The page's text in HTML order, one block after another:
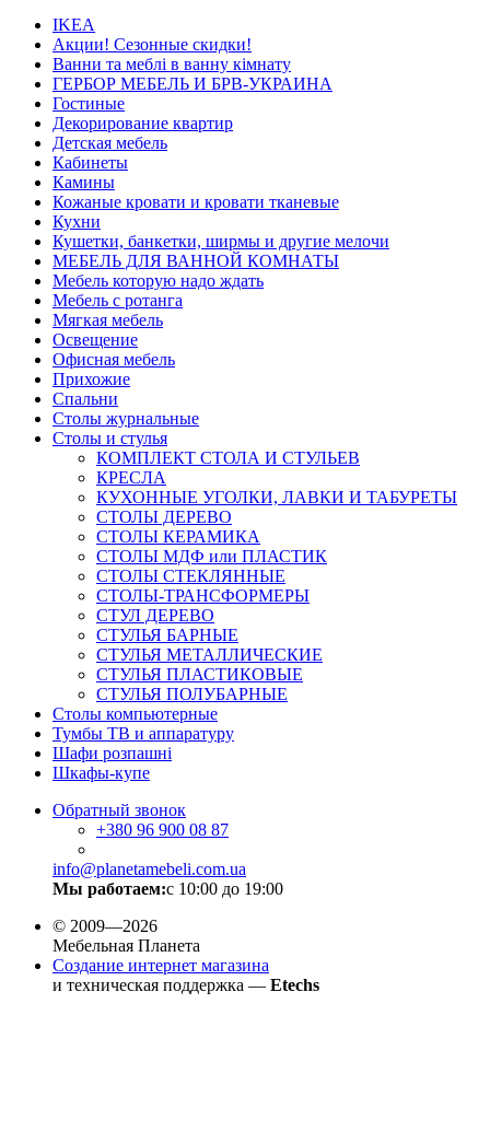
IKEA
Акции! Сезонные скидки!
Ванни та меблі в ванну кімнату
ГЕРБОР МЕБЕЛЬ И БРВ-УКРАИНА
Гостиные
Декорирование квартир
Детская мебель
Кабинеты
Камины
Кожаные кровати и кровати тканевые
Кухни
Кушетки, банкетки, ширмы и другие мелочи
МЕБЕЛЬ ДЛЯ ВАННОЙ КОМНАТЫ
Мебель которую надо ждать
Мебель с ротанга
Мягкая мебель
Освещение
Офисная мебель
Прихожие
Спальни
Столы журнальные
Столы и стулья
КОМПЛЕКТ СТОЛА И СТУЛЬЕВ
КРЕСЛА
КУХОННЫЕ УГОЛКИ, ЛАВКИ И ТАБУРЕТЫ
СТОЛЫ ДЕРЕВО
СТОЛЫ КЕРАМИКА
СТОЛЫ МДФ или ПЛАСТИК
СТОЛЫ СТЕКЛЯННЫЕ
СТОЛЫ-ТРАНСФОРМЕРЫ
СТУЛ ДЕРЕВО
СТУЛЬЯ БАРНЫЕ
СТУЛЬЯ МЕТАЛЛИЧЕСКИЕ
СТУЛЬЯ ПЛАСТИКОВЫЕ
СТУЛЬЯ ПОЛУБАРНЫЕ
Столы компьютерные
Тумбы ТВ и аппаратуру
Шафи розпашні
Шкафы-купе
Обратный звонок
+380 96 900 08 87
info@planetamebeli.com.ua
Мы работаем:с 10:00 до 19:00
© 2009—2026
Мебельная Планета
Создание интернет магазина
и техническая поддержка — Etechs